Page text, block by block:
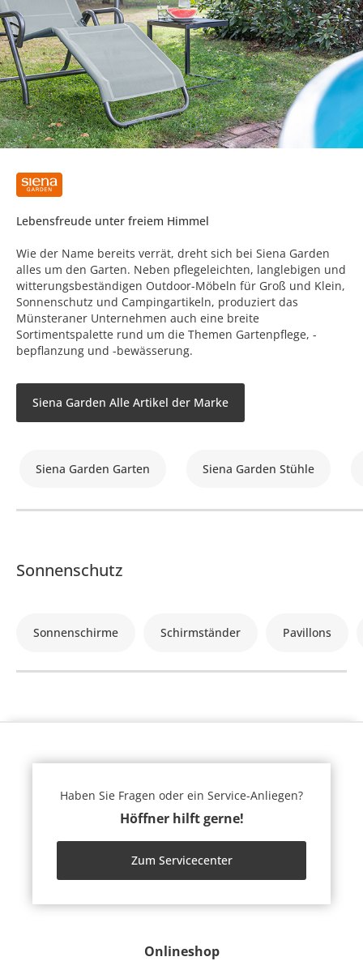
Lebensfreude unter freiem Himmel
Wie der Name bereits verrät, dreht sich bei Siena Garden
alles um den Garten. Neben pflegeleichten, langlebigen und
witterungsbeständigen Outdoor-Möbeln für Groß und Klein,
Sonnenschutz und Campingartikeln, produziert das
Münsteraner Unternehmen auch eine breite
Sortimentspalette rund um die Themen Gartenpflege, -
bepflanzung und -bewässerung.
Siena Garden Alle Artikel der Marke
Siena Garden Garten Siena Garden Stühle
Sonnenschutz
Sonnenschirme Schirmständer Pavillons
Onlineshop
Haben Sie Fragen oder ein Service-Anliegen?
Höffner hilft gerne!
Zum Servicecenter